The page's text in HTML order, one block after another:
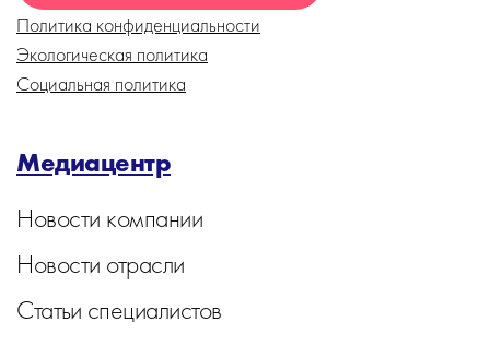
Политика конфиденциальности
Экологическая политика
Социальная политика
Медиацентр
Новости компании
Новости отрасли
Статьи специалистов